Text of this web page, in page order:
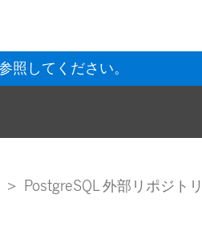
照してください。
PostgreSQL 外部リポジト